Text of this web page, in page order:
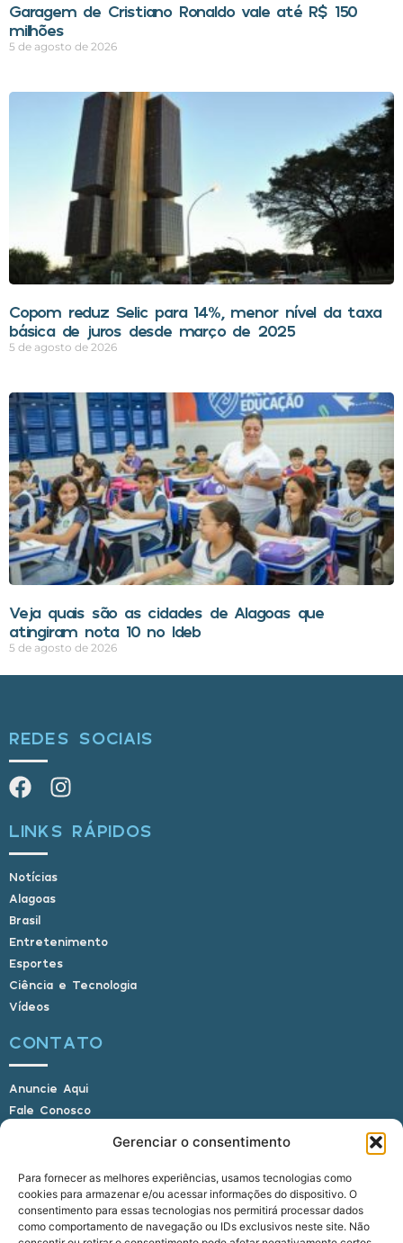
Gerenciar o consentimento
Para fornecer as melhores experiências, usamos tecnologias como
cookies para armazenar e/ou acessar informações do dispositivo. O
consentimento para essas tecnologias nos permitirá processar dados
como comportamento de navegação ou IDs exclusivos neste site. Não
Garagem de Cristiano Ronaldo vale até R$ 150
milhões
5 de agosto de 2026
Copom reduz Selic para 14%, menor nível da taxa
básica de juros desde março de 2025
5 de agosto de 2026
Veja quais são as cidades de Alagoas que
atingiram nota 10 no Ideb
5 de agosto de 2026
REDES SOCIAIS
LINKS RÁPIDOS
Notícias
Alagoas
Brasil
Entretenimento
Esportes
Ciência e Tecnologia
Vídeos
CONTATO
Anuncie Aqui
Fale Conosco
E-mail: alagoasbrasilnoticias@gmail.com
Telefone: (82) 9 9691-0391 (Whatsapp)